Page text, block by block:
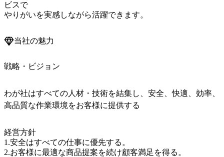
ビスで
やりがいを実感しながら活躍できます。
当社の魅力
戦略・ビジョン
わが社はすべての人材・技術を結集し、安全、快適、効率、
高品質な作業環境をお客様に提供する
経営方針
1.安全はすべての仕事に優先する。
2.お客様に最適な商品提案を続け顧客満足を得る。